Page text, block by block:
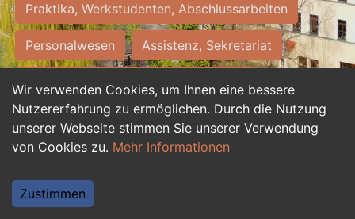
Wir verwenden Cookies, um Ihnen eine bessere
Nutzererfahrung zu ermöglichen. Durch die Nutzung
unserer Webseite stimmen Sie unserer Verwendung
von Cookies zu. Mehr Informationen
Zustimmen
Praktika, Werkstudenten, Abschlussarbeiten
Personalwesen Assistenz, Sekretariat
Hilfskräfte, Aushilfs- und Nebenjobs
Einkauf, Logistik, Materialwirtschaft
Weiterbildung, Studium, duale Ausbildung
Tourismus